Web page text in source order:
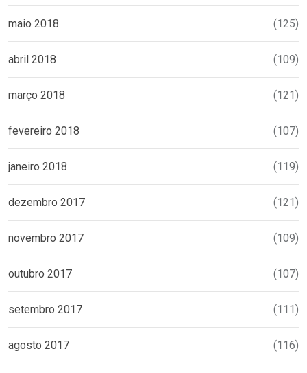
maio 2018 (125)
abril 2018 (109)
março 2018 (121)
fevereiro 2018 (107)
janeiro 2018 (119)
dezembro 2017 (121)
novembro 2017 (109)
outubro 2017 (107)
setembro 2017 (111)
agosto 2017 (116)